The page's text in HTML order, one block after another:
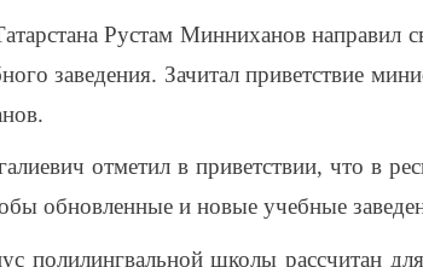
Рустам Минниханов направил
заведения. Зачитал приветствие
отметил в приветствии, что в
обновленные и новые учебные
полилингвальной школы рассчитан